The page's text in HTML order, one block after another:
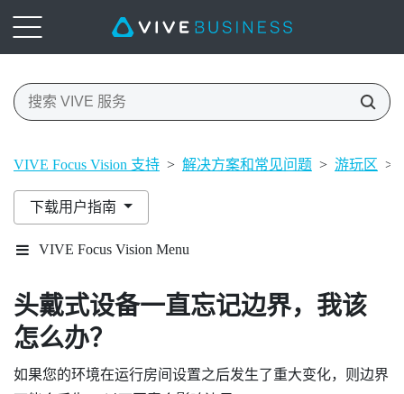
VIVE Focus Vision 支持 > 解决方案和常见问题 > 游玩区 >
下载用户指南
VIVE Focus Vision Menu
头戴式设备一直忘记边界，我该
怎么办？
如果您的环境在运行房间设置之后发生了重大变化，则边界